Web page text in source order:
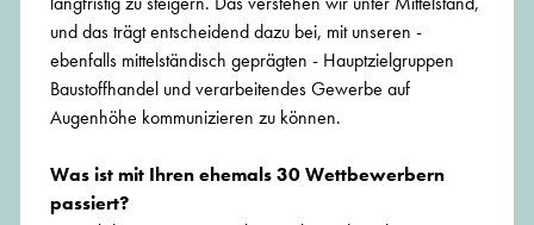
und das trägt entscheidend dazu bei, mit unseren -
ebenfalls mittelständisch geprägten - Hauptzielgruppen
Baustoffhandel und verarbeitendes Gewerbe auf
Augenhöhe kommunizieren zu können.
Was ist mit Ihren ehemals 30 Wettbewerbern
passiert?